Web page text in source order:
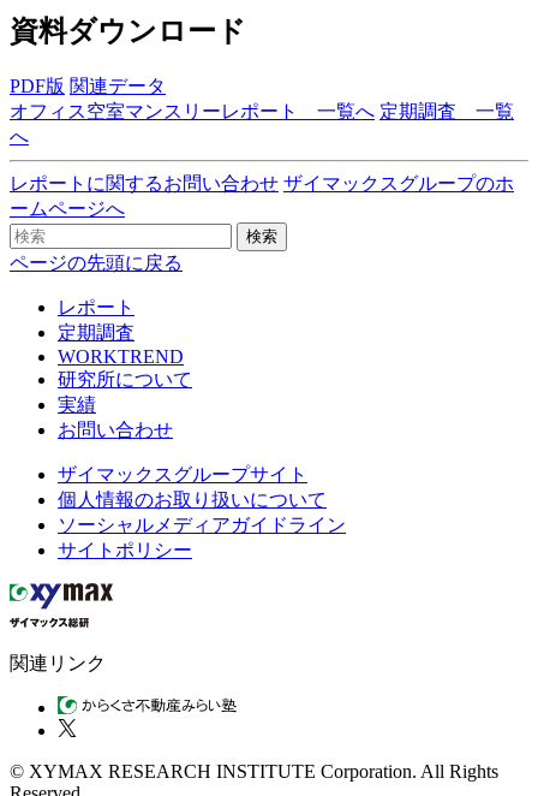
資料ダウンロード
PDF版 関連データ
オフィス空室マンスリーレポート 一覧へ 定期調査 一覧
へ
レポートに関するお問い合わせ ザイマックスグループのホ
ームページへ
検索
ページの先頭に戻る
レポート
定期調査
WORKTREND
研究所について
実績
お問い合わせ
ザイマックスグループサイト
個人情報のお取り扱いについて
ソーシャルメディアガイドライン
サイトポリシー
関連リンク
© XYMAX RESEARCH INSTITUTE Corporation. All Rights